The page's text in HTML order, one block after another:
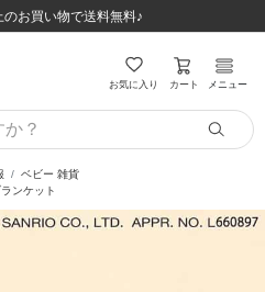
お買い物で送料無料♪
水)お昼12:59まで！！
お買い物で送料無料♪
水)お昼12:59まで！！
お気に入り カート メニュー
ベビー 雑貨
ンケット